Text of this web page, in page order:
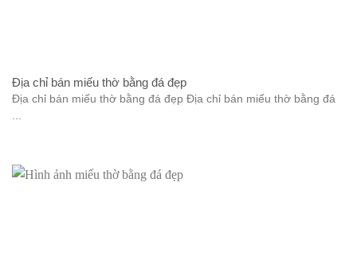
Địa chỉ bán miếu thờ bằng đá đẹp
Địa chỉ bán miếu thờ bằng đá đẹp Địa chỉ bán miếu thờ bằng đá
...